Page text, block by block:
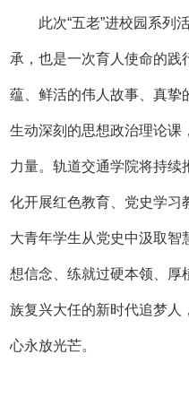
此次“五老”进校园系列
承，也是一次育人使命的践
蕴、鲜活的伟人故事、真挚
生动深刻的思想政治理论课
力量。轨道交通学院将持续
化开展红色教育、党史学习
大青年学生从党史中汲取智
想信念、练就过硬本领、厚
族复兴大任的新时代追梦人
心永放光芒。